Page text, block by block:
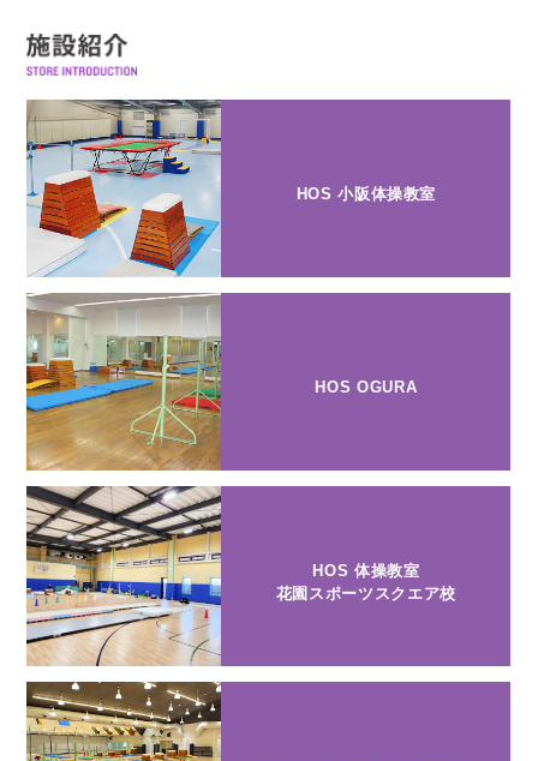
HOS 小阪体操教室
HOS OGURA
HOS 体操教室
花園スポーツスクエア校